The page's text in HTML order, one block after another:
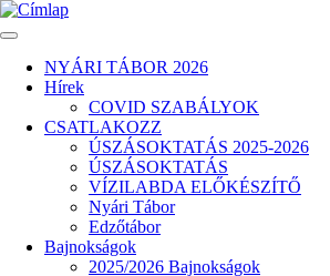
Ugrás
a
Fő
navigáció
NYÁRI TÁBOR 2026
Hírek
COVID SZABÁLYOK
CSATLAKOZZ
ÚSZÁSOKTATÁS 2025-2026
ÚSZÁSOKTATÁS
VÍZILABDA ELŐKÉSZÍTŐ
Nyári Tábor
Edzőtábor
Bajnokságok
2025/2026 Bajnokságok